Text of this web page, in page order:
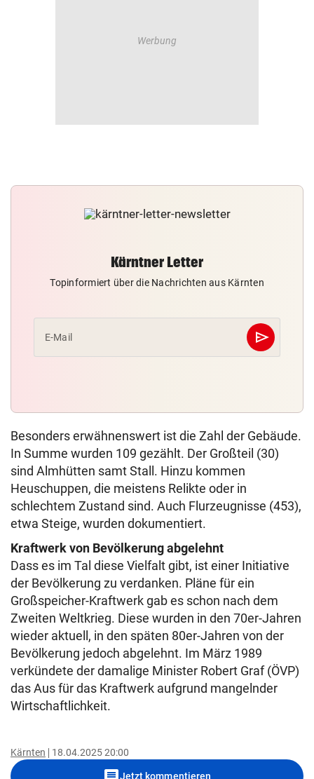
Kärntner Letter
Topinformiert über die Nachrichten aus Kärnten
E-Mail send
Abschicken
Besonders erwähnenswert ist die Zahl der Gebäude.
In Summe wurden 109 gezählt. Der Großteil (30)
sind Almhütten samt Stall. Hinzu kommen
Heuschuppen, die meistens Relikte oder in
schlechtem Zustand sind. Auch Flurzeugnisse (453),
etwa Steige, wurden dokumentiert.
Kraftwerk von Bevölkerung abgelehnt
Dass es im Tal diese Vielfalt gibt, ist einer Initiative
der Bevölkerung zu verdanken. Pläne für ein
Großspeicher-Kraftwerk gab es schon nach dem
Zweiten Weltkrieg. Diese wurden in den 70er-Jahren
wieder aktuell, in den späten 80er-Jahren von der
Bevölkerung jedoch abgelehnt. Im März 1989
verkündete der damalige Minister Robert Graf (ÖVP)
das Aus für das Kraftwerk aufgrund mangelnder
Wirtschaftlichkeit.
Kärnten 18.04.2025 20:00
Jetzt kommentieren